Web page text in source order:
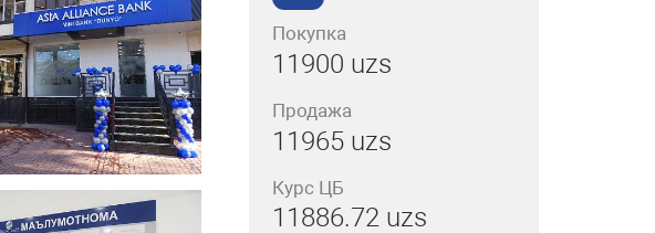
Покупка
11900 uzs
Продажа
11965 uzs
Курс ЦБ
11886.72 uzs